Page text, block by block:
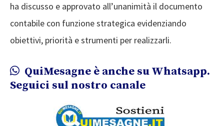
ha discusso e approvato all’unanimità il documento
contabile con funzione strategica evidenziando
obiettivi, priorità e strumenti per realizzarli.
QuiMesagne è anche su Whatsapp.
Seguici sul nostro canale